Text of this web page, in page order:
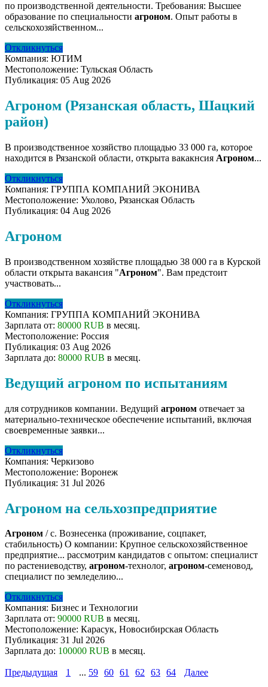
по производственной деятельности. Требования: Высшее
образование по специальности агроном. Опыт работы в
сельскохозяйственном...
Откликнуться
Компания: ЮТИМ
Местоположение: Тульская Область
Публикация: 05 Aug 2026
Агроном (Рязанская область, Шацкий
район)
В производственное хозяйство площадью 33 000 га, которое
находится в Рязанской области, открыта вакакнсия Агроном...
Откликнуться
Компания: ГРУППА КОМПАНИЙ ЭКОНИВА
Местоположение: Ухолово, Рязанская Область
Публикация: 04 Aug 2026
Агроном
В производственном хозяйстве площадью 38 000 га в Курской
области открыта вакансия "Агроном". Вам предстоит
участвовать...
Откликнуться
Компания: ГРУППА КОМПАНИЙ ЭКОНИВА
Зарплата от: 80000 RUB в месяц.
Местоположение: Россия
Публикация: 03 Aug 2026
Зарплата до: 80000 RUB в месяц.
Ведущий агроном по испытаниям
для сотрудников компании. Ведущий агроном отвечает за
материально-техническое обеспечение испытаний, включая
своевременные заявки...
Откликнуться
Компания: Черкизово
Местоположение: Воронеж
Публикация: 31 Jul 2026
Агроном на сельхозпредприятие
Агроном / с. Вознесенка (проживание, соцпакет,
стабильность) О компании: Крупное сельскохозяйственное
предприятие... рассмотрим кандидатов с опытом: специалист
по растениеводству, агроном-технолог, агроном-семеновод,
специалист по земледелию...
Откликнуться
Компания: Бизнес и Технологии
Зарплата от: 90000 RUB в месяц.
Местоположение: Карасук, Новосибирская Область
Публикация: 31 Jul 2026
Зарплата до: 100000 RUB в месяц.
Предыдущая 1 ... 59 60 61 62 63 64 Далее